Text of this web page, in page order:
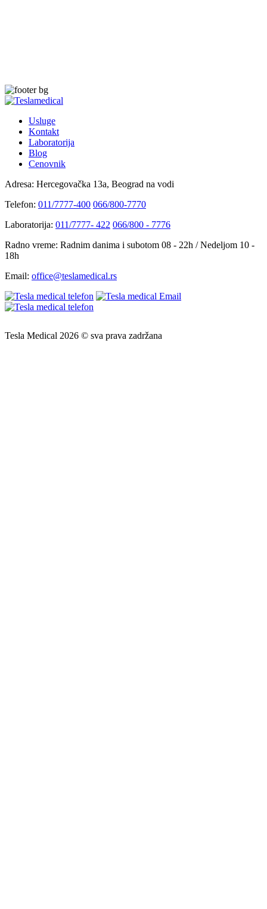
Usluge
Kontakt
Laboratorija
Blog
Cenovnik
Adresa: Hercegovačka 13a, Beograd na vodi
Telefon: 011/7777-400 066/800-7770
Laboratorija: 011/7777- 422 066/800 - 7776
Radno vreme: Radnim danima i subotom 08 - 22h / Nedeljom 10 -
18h
Email: office@teslamedical.rs
Tesla Medical 2026 © sva prava zadržana